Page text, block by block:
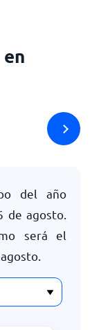
del año
de agosto
será el
.